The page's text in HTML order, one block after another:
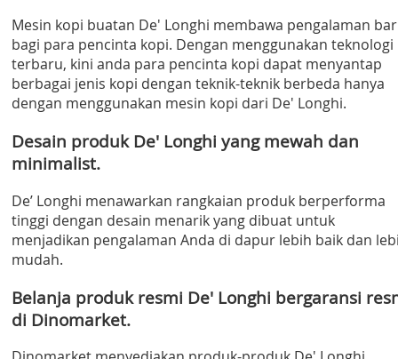
Mesin kopi buatan De' Longhi membawa pengalaman
bagi para pencinta kopi. Dengan menggunakan teknologi
terbaru, kini anda para pencinta kopi dapat menyantap
berbagai jenis kopi dengan teknik-teknik berbeda hanya
dengan menggunakan mesin kopi dari De' Longhi.
Desain produk De' Longhi yang mewah dan
minimalist.
De’ Longhi menawarkan rangkaian produk berperforma
tinggi dengan desain menarik yang dibuat untuk
menjadikan pengalaman Anda di dapur lebih baik dan
mudah.
Belanja produk resmi De' Longhi bergaransi
di Dinomarket.